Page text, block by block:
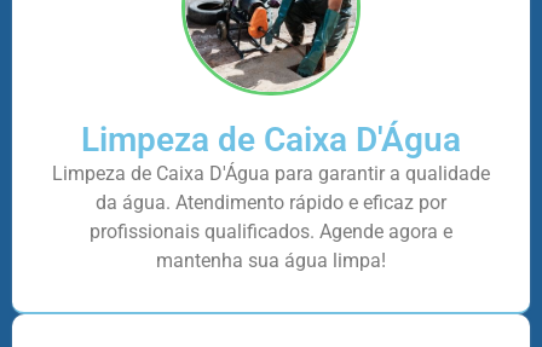
Limpeza de Caixa D'Água
Limpeza de Caixa D'Água para garantir a qualidade
da água. Atendimento rápido e eficaz por
profissionais qualificados. Agende agora e
mantenha sua água limpa!